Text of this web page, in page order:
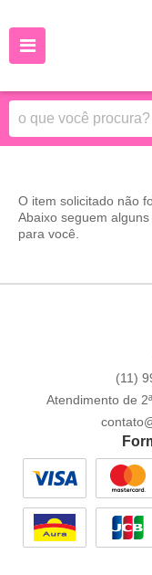
O item solicitado não
Abaixo seguem
para você.
(11)
Atendimento de